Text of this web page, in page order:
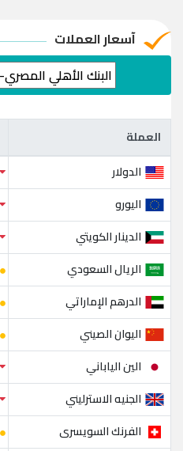
آسعار العملات
العملة
العملة
الدولار
اليورو
الدينار الكويتي
الريال السعودي
الدرهم الإماراتي
اليوان الصيني
الين الياباني
الجنيه الاسترليني
الفرنك السويسرى